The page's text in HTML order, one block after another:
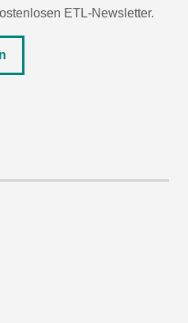
ETL-Newsletter.